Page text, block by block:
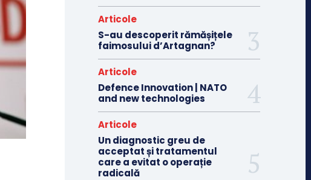
Articole
S-au descoperit rămășițele
faimosului d’Artagnan?
Articole
Defence Innovation | NATO
and new technologies
Articole
Un diagnostic greu de
acceptat și tratamentul
care a evitat o operație
radicală